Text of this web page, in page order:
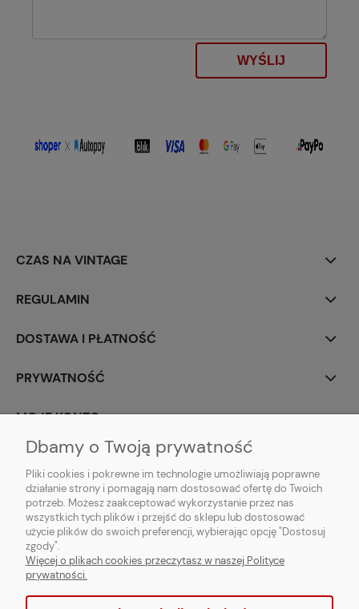
WYŚLIJ
CZAS NA VINTAGE
REGULAMIN
DOSTAWA I PŁATNOŚĆ
PRYWATNOŚĆ
MOJE KONTO
PARTNERZY
Dbamy o Twoją prywatność
Pliki cookies i pokrewne im technologie umożliwiają poprawne
działanie strony i pomagają nam dostosować ofertę do Twoich
potrzeb. Możesz zaakceptować wykorzystanie przez nas
wszystkich tych plików i przejść do sklepu lub dostosować
użycie plików do swoich preferencji, wybierając opcję "Dostosuj
zgody".
Więcej o plikach cookies przeczytasz w naszej Polityce
prywatności.